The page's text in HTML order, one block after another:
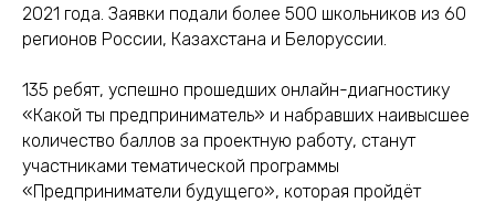
2021 года. Заявки подали более 500 школьников из 60
регионов России, Казахстана и Белоруссии.
135 ребят, успешно прошедших онлайн-диагностику
«Какой ты предприниматель» и набравших наивысшее
количество баллов за проектную работу, станут
участниками тематической программы
«Предприниматели будущего», которая пройдёт